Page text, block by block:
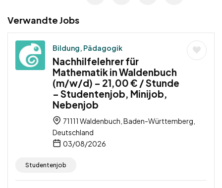
Verwandte Jobs
Bildung, Pädagogik
Nachhilfelehrer für
Mathematik in Waldenbuch
(m/w/d) – 21,00 € / Stunde
– Studentenjob, Minijob,
Nebenjob
71111 Waldenbuch, Baden-Württemberg,
Deutschland
03/08/2026
Studentenjob